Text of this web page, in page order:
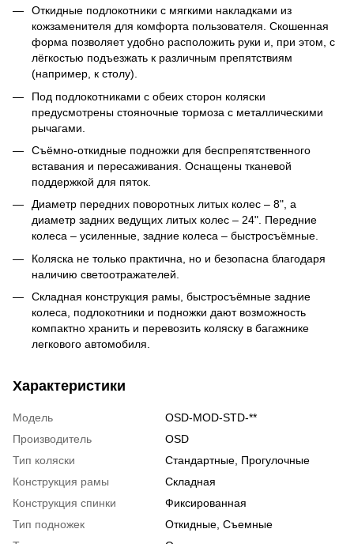
Откидные подлокотники с мягкими накладками из
кожзаменителя для комфорта пользователя. Скошенная
форма позволяет удобно расположить руки и, при этом, с
лёгкостью подъезжать к различным препятствиям
(например, к столу).
Под подлокотниками с обеих сторон коляски
предусмотрены стояночные тормоза с металлическими
рычагами.
Съёмно-откидные подножки для беспрепятственного
вставания и пересаживания. Оснащены тканевой
поддержкой для пяток.
Диаметр передних поворотных литых колес – 8", а
диаметр задних ведущих литых колес – 24". Передние
колеса – усиленные, задние колеса – быстросъёмные.
Коляска не только практична, но и безопасна благодаря
наличию светоотражателей.
Складная конструкция рамы, быстросъёмные задние
колеса, подлокотники и подножки дают возможность
компактно хранить и перевозить коляску в багажнике
легкового автомобиля.
Характеристики
Модель
OSD-MOD-STD-**
Производитель
OSD
Тип коляски
Стандартные Прогулочные
Конструкция рамы
Складная
Конструкция спинки
Фиксированная
Тип подножек
Откидные Съемные